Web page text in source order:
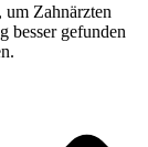
Zahnärzten
besser gefunden